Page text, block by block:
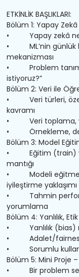
ETKİNLİK BAŞLIKLARI:
Bölüm 1: Yapay
• Yapay zekâ
• ML’nin günlük
mekanizması
• Problem
istiyoruz?”
Bölüm 2: Veri ile
• Veri türleri,
kavramı
• Veri toplama,
• Örnekleme,
Bölüm 3: Model
• Eğitim (train) ve
mantığı
• Modeli eğitme:
iyileştirme yaklaşımı
• Tahmin
yorumlama
Bölüm 4: Yanlılık,
• Yanlılık (bias)
• Adalet/fairness
• Sorumlu
Bölüm 5: Mini Proje
• Bir problem